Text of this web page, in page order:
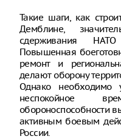
Такие шаги, как
Демблине,
сдерживания
Повышенная
ремонт и
делают оборону
Однако необходимо
неспокойное
обороноспособности
активным боевым
России.